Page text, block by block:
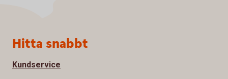
Sidfot
Hitta snabbt
Kundservice